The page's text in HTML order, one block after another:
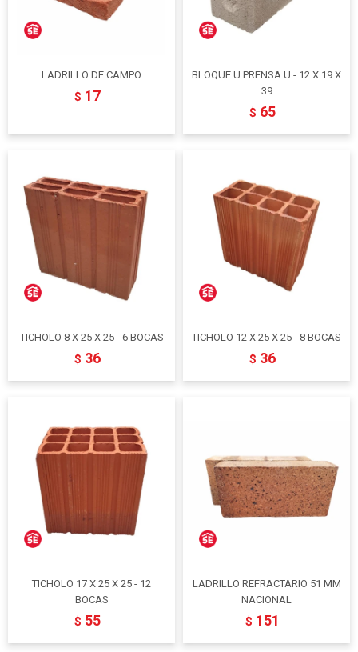
LADRILLO DE CAMPO
$ 17
BLOQUE U PRENSA U - 12 X 19 X
39
$ 65
TICHOLO 8 X 25 X 25 - 6 BOCAS
$ 36
TICHOLO 12 X 25 X 25 - 8 BOCAS
$ 36
TICHOLO 17 X 25 X 25 - 12
BOCAS
$ 55
LADRILLO REFRACTARIO 51 MM
NACIONAL
$ 151